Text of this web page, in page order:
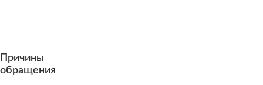
Причины
обращения